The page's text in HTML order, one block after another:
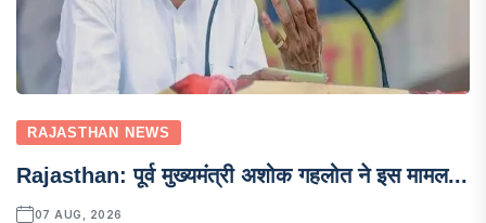
RAJASTHAN NEWS
Rajasthan: पूर्व मुख्यमंत्री अशोक गहलोत ने इस मामल...
07 AUG, 2026